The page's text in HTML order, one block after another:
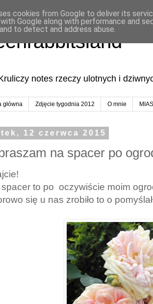
notes rzeczy ulotnych i
główna Zdjęcie tygodnia 2012 O mnie
12 czerwca 2015
na spacer po
spacer to po oczywiście moim
się u nas zrobiło to o
cookies from Google to deliver its
Google along with performance and
to detect and address abuse.